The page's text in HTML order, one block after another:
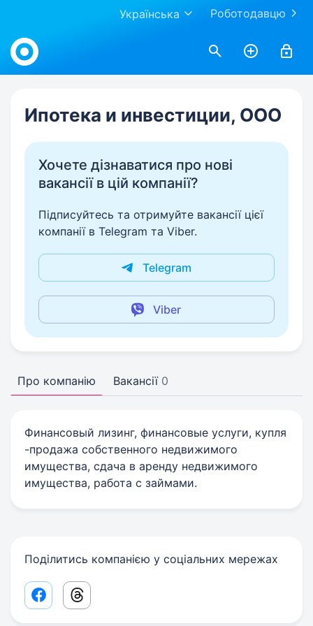
Роботодавцю
Українська
Work.ua
Ипотека и инвестиции, ООО
Хочете дізнаватися про нові
вакансії в цій компанії?
Підписуйтесь та отримуйте вакансії цієї
компанії в Telegram та Viber.
Telegram
Viber
Про компанію Вакансії 0
Финансовый лизинг, финансовые услуги, купля
-продажа собственного недвижимого
имущества, сдача в аренду недвижимого
имущества, работа с займами.
Поділитись компанією у соціальних мережах
Facebook share link
Threads share link